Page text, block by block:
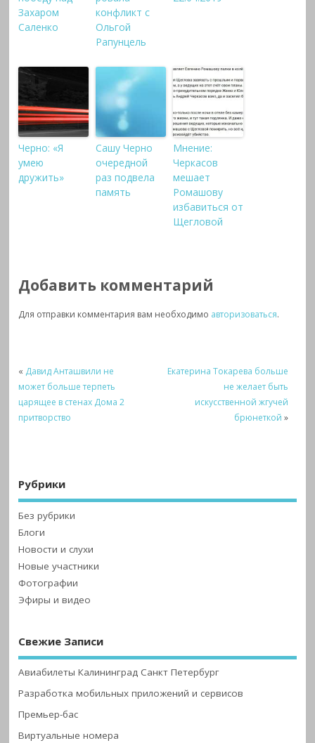
Захаром
Саленко
конфликт с
Ольгой
Рапунцель
Черно: «Я
умею
дружить»
Сашу Черно
очередной
раз подвела
память
Мнение:
Черкасов
мешает
Ромашову
избавиться от
Щегловой
Добавить комментарий
Для отправки комментария вам необходимо авторизоваться.
« Давид Анташвили не
может больше терпеть
царящее в стенах Дома 2
притворство
Екатерина Токарева больше
не желает быть
искусственной жгучей
брюнеткой »
Рубрики
Без рубрики
Блоги
Новости и слухи
Новые участники
Фотографии
Эфиры и видео
Свежие Записи
Авиабилеты Калининград Санкт Петербург
Разработка мобильных приложений и сервисов
Премьер-бас
Виртуальные номера